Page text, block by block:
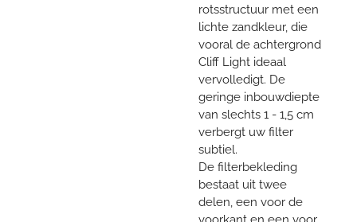
rotsstructuur met een
lichte zandkleur, die
vooral de achtergrond
Cliff Light ideaal
vervolledigt. De
geringe inbouwdiepte
van slechts 1 - 1,5 cm
verbergt uw filter
subtiel.
De filterbekleding
bestaat uit twee
delen, een voor de